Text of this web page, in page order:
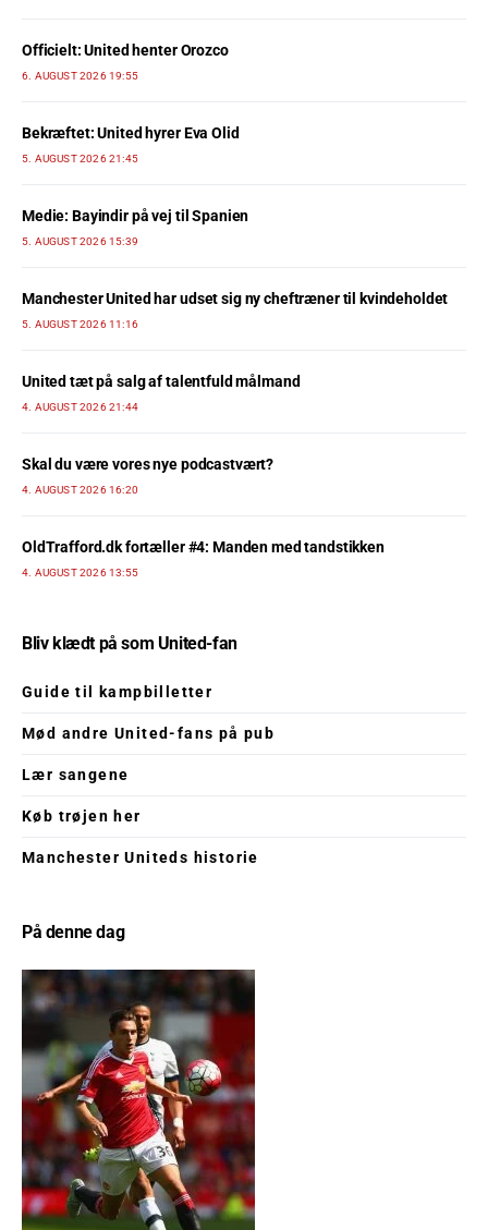
Officielt: United henter Orozco
6. AUGUST 2026 19:55
Bekræftet: United hyrer Eva Olid
5. AUGUST 2026 21:45
Medie: Bayindir på vej til Spanien
5. AUGUST 2026 15:39
Manchester United har udset sig ny cheftræner til kvindeholdet
5. AUGUST 2026 11:16
United tæt på salg af talentfuld målmand
4. AUGUST 2026 21:44
Skal du være vores nye podcastvært?
4. AUGUST 2026 16:20
OldTrafford.dk fortæller #4: Manden med tandstikken
4. AUGUST 2026 13:55
Bliv klædt på som United-fan
Guide til kampbilletter
Mød andre United-fans på pub
Lær sangene
Køb trøjen her
Manchester Uniteds historie
På denne dag